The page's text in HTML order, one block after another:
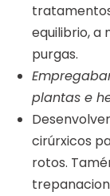
equilibrio, a
purgas.
plantas e
cirúrxicos
rotos.